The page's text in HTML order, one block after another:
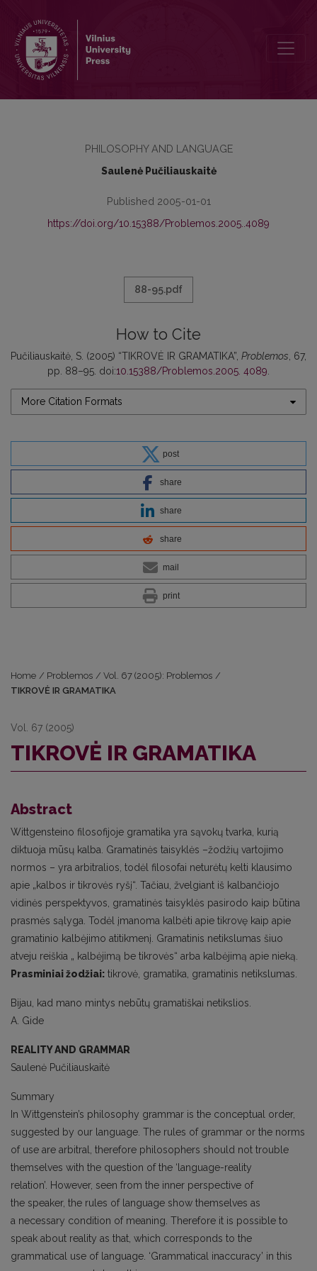
PHILOSOPHY AND LANGUAGE
Saulenė Pučiliauskaitė
Published 2005-01-01
https://doi.org/10.15388/Problemos.2005..4089
88-95.pdf
How to Cite
Pučiliauskaitė, S. (2005) “TIKROVĖ IR GRAMATIKA”, Problemos , 67,
pp. 88–95. doi:10.15388/Problemos.2005. 4089
More Citation Formats
post
share
share
share
mail
print
Home / Problemos / Vol. 67 (2005): Problemos /
TIKROVĖ IR GRAMATIKA
Vol. 67 (2005)
TIKROVĖ IR GRAMATIKA
Abstract
Wittgensteino filosofijoje gramatika yra sąvokų tvarka, kurią
diktuoja mūsų kalba. Gramatinės taisyklės –žodžių vartojimo
normos – yra arbitralios, todėl filosofai neturėtų kelti klausimo
apie „kalbos ir tikrovės ryšį“. Tačiau, žvelgiant iš kalbančiojo
vidinės perspektyvos, gramatinės taisyklės pasirodo kaip būtina
prasmės sąlyga. Todėl įmanoma kalbėti apie tikrovę kaip apie
gramatinio kalbėjimo atitikmenį. Gramatinis netikslumas šiuo
atveju reiškia „ kalbėjimą be tikrovės“ arba kalbėjimą apie nieką.
Prasminiai žodžiai: tikrovė, gramatika, gramatinis netikslumas.
Bijau, kad mano mintys nebūtų gramatiškai netikslios.
A. Gide
REALITY AND GRAMMAR
Saulenė Pučiliauskaitė
Summary
In Wittgenstein’s philosophy grammar is the conceptual order,
suggested by our language. The rules of grammar or the norms
of use are arbitral, therefore philosophers should not trouble
themselves with the question of the ‘language-reality
relation’. However, seen from the inner perspective of
the speaker, the rules of language show themselves as
a necessary condition of meaning. Therefore it is possible to
speak about reality as that, which corresponds to the
grammatical use of language. ‘Grammatical inaccuracy’ in this